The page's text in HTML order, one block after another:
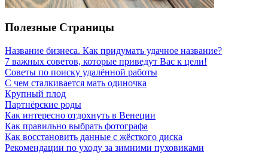
Полезные Страницы
Название бизнеса. Как придумать удачное название?
7 важных советов, которые приведут Вас к цели!
Советы по поиску удалённой работы
С чем сталкивается мать одиночка
Крупный плод
Партнёрские роды
Как интересно отдохнуть в Венеции
Как правильно выбрать фотографа
Как восстановить данные с жёсткого диска
Рекомендации по уходу за зимними пуховиками